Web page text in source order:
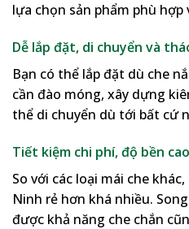
lựa chọn sản phẩm phù hợp
Dễ lắp đặt, di chuyển và
Bạn có thể lắp đặt dù che
cần đào móng, xây dựng
thể di chuyển dù tới bất cứ
Tiết kiệm chi phí, độ bền cao
So với các loại mái che
Ninh rẻ hơn khá nhiều.
được khả năng che chắn